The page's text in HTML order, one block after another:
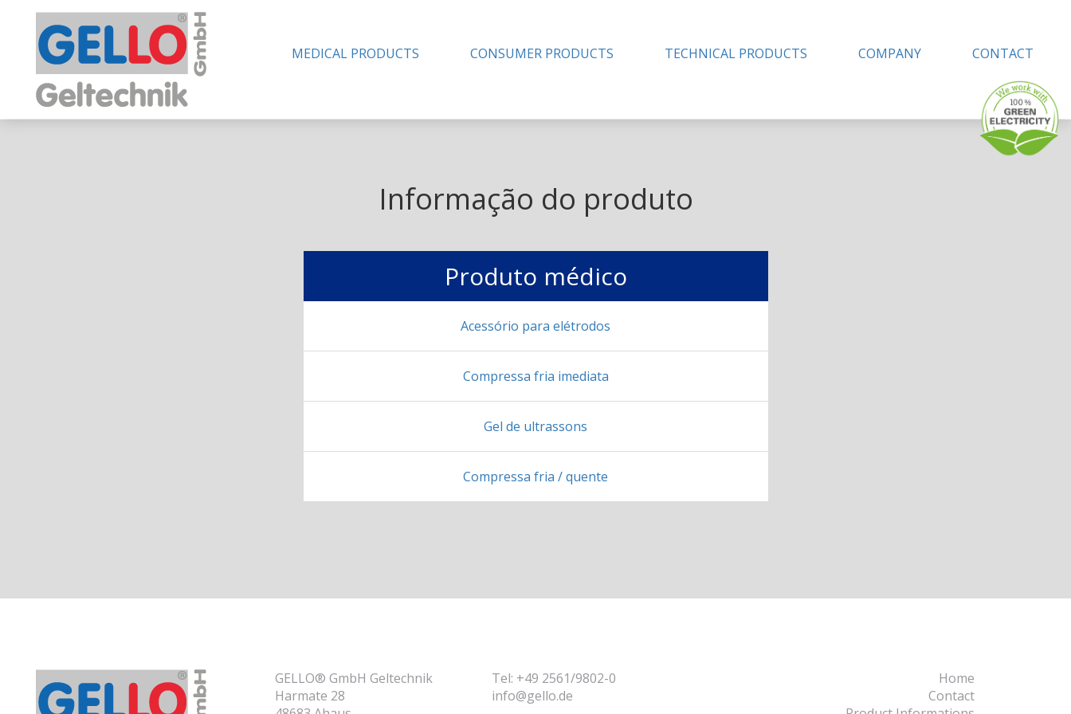
MEDICAL PRODUCTS CONSUMER PRODUCTS TECHNICAL PRODUCTS COMPANY CONTACT
Informação do produto
Produto médico
Acessório para elétrodos
Compressa fria imediata
Gel de ultrassons
Compressa fria / quente
GELLO® GmbH Geltechnik
Harmate 28
Tel: +49 2561/9802-0
info@gello.de
Home
Contact